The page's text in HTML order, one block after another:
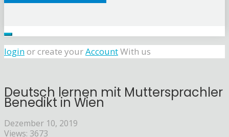
loginor create yourAccountWith us
Deutsch lernen mit Muttersprachler
Benedikt in Wien
Dezember 10, 2019
Views: 3673